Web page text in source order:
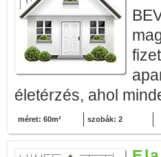
életérzés, ahol
méret: 60m² szobák: 2